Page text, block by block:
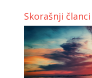
Skorašnji članci